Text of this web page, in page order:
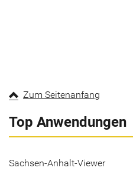
Zum Seitenanfang
Top Anwendungen
Sachsen-Anhalt-Viewer